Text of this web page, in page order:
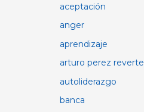
aceptación
anger
aprendizaje
arturo perez reverte
autoliderazgo
banca